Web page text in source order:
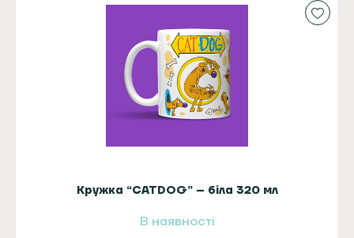
Кружка “CATDOG” – біла 320 мл
В наявності